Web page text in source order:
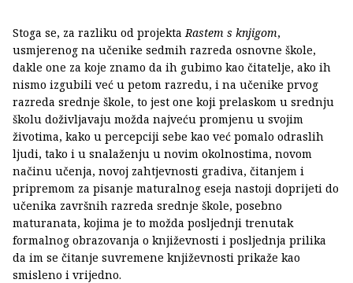
Stoga se, za razliku od projektaRastem s knjigom,
usmjerenog na učenike sedmih razreda osnovne škole,
dakle one za koje znamo da ih gubimo kao čitatelje, ako ih
nismo izgubili već u petom razredu, i na učenike prvog
razreda srednje škole, to jest one koji prelaskom u srednju
školu doživljavaju možda najveću promjenu u svojim
životima, kako u percepciji sebe kao već pomalo odraslih
ljudi, tako i u snalaženju u novim okolnostima, novom
načinu učenja, novoj zahtjevnosti gradiva, čitanjem i
pripremom za pisanje maturalnog eseja nastoji doprijeti do
učenika završnih razreda srednje škole, posebno
maturanata, kojima je to možda posljednji trenutak
formalnog obrazovanja o književnosti i posljednja prilika
da im se čitanje suvremene književnosti prikaže kao
smisleno i vrijedno.